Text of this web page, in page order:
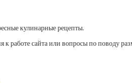
кулинарные рецепты.
к работе сайта или вопросы по поводу